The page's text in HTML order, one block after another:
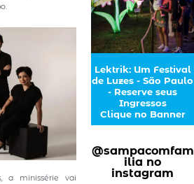
a minissérie vai
Lektrik: Um Festival
de Luzes - São Paulo
- Reserve seus
Ingressos
Clique no Banner
@sampacomfam
ilia no
instagram